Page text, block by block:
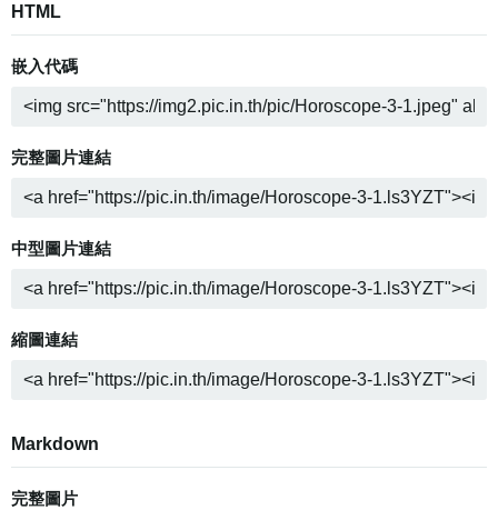
HTML
嵌入代碼
完整圖片連結
中型圖片連結
縮圖連結
Markdown
完整圖片